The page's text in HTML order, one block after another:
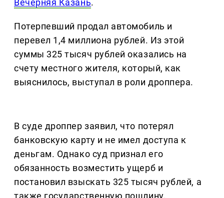
Вечерняя Казань.
Потерпевший продал автомобиль и
перевел 1,4 миллиона рублей. Из этой
суммы 325 тысяч рублей оказались на
счету местного жителя, который, как
выяснилось, выступал в роли дроппера.
В суде дроппер заявил, что потерял
банковскую карту и не имел доступа к
деньгам. Однако суд признал его
обязанность возместить ущерб и
постановил взыскать 325 тысяч рублей, а
также государственную пошлину.